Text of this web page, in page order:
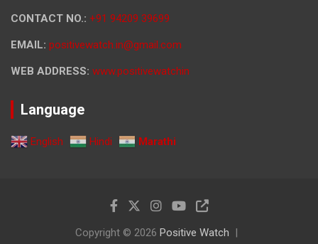
CONTACT NO.: +91 94209 39699
EMAIL: positivewatch.in@gmail.com
WEB ADDRESS: www.positivewatchin
Language
English Hindi Marathi
Copyright © 2026 Positive Watch